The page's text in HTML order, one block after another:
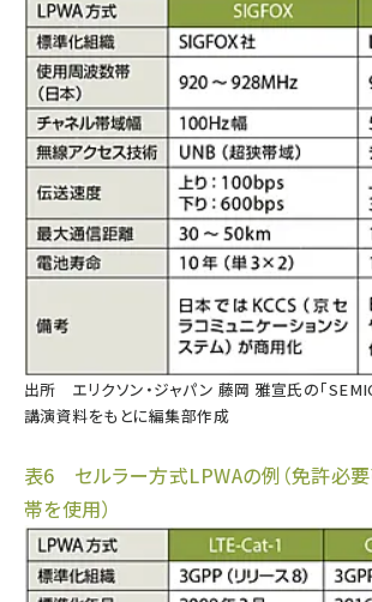
出所 エリクソン・ジャパン 藤岡 雅宣氏の「
講演資料をもとに編集部作成
表6 セルラー方式LPWAの例（免許必要
帯を使用）